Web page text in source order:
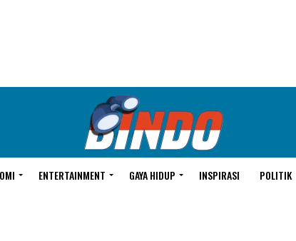
ENTERTAINMENT GAYA HIDUP INSPIRASI POLITIK